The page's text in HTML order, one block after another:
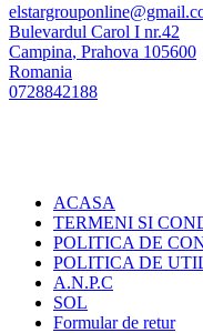
Bulevardul Carol I nr.42
Campina, Prahova 105600
Romania
0728842188
ACASA
TERMENI SI
POLITICA DE
POLITICA DE
A.N.P.C
SOL
Formular de retur